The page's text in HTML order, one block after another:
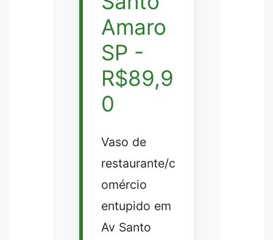
Amaro
SP -
R$89,9
0
Vaso de
restaurante/c
omércio
entupido em
Av Santo